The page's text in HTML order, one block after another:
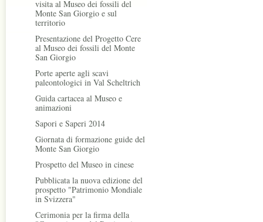
visita al Museo dei fossili del
Monte San Giorgio e sul
territorio
Presentazione del Progetto Cere
al Museo dei fossili del Monte
San Giorgio
Porte aperte agli scavi
paleontologici in Val Scheltrich
Guida cartacea al Museo e
animazioni
Sapori e Saperi 2014
Giornata di formazione guide del
Monte San Giorgio
Prospetto del Museo in cinese
Pubblicata la nuova edizione del
prospetto "Patrimonio Mondiale
in Svizzera"
Cerimonia per la firma della